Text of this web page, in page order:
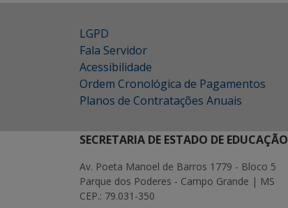
LGPD
Fala Servidor
Acessibilidade
Ordem Cronológica de Pagamentos
Planos de Contratações Anuais
SECRETARIA DE ESTADO DE EDUCAÇÃO
Av. Poeta Manoel de Barros 1779 - Bloco 5
Parque dos Poderes - Campo Grande | MS
CEP.: 79.031-350